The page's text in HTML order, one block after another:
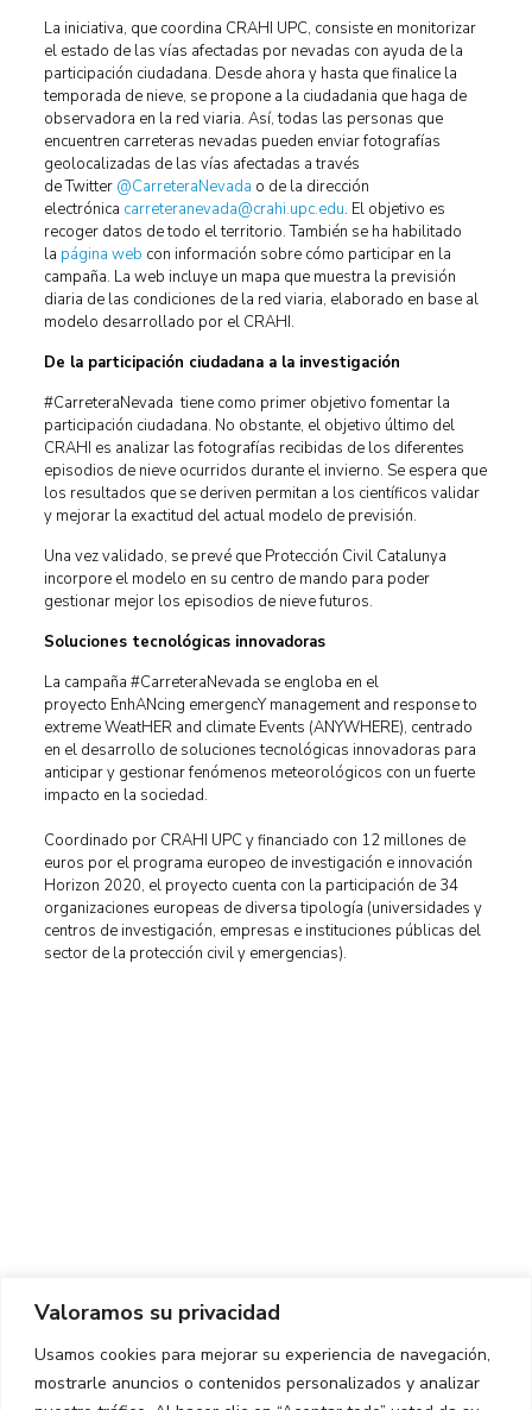
Valoramos su privacidad
Usamos cookies para mejorar su experiencia de navegación,
mostrarle anuncios o contenidos personalizados y analizar
La iniciativa, que coordina CRAHI UPC, consiste en monitorizar
el estado de las vías afectadas por nevadas con ayuda de la
participación ciudadana. Desde ahora y hasta que finalice la
temporada de nieve, se propone a la ciudadania que haga de
observadora en la red viaria. Así, todas las personas que
encuentren carreteras nevadas pueden enviar fotografías
geolocalizadas de las vías afectadas a través
de Twitter @CarreteraNevada o de la dirección
electrónica carreteranevada@crahi.upc.edu. El objetivo es
recoger datos de todo el territorio. También se ha habilitado
la página web con información sobre cómo participar en la
campaña. La web incluye un mapa que muestra la previsión
diaria de las condiciones de la red viaria, elaborado en base al
modelo desarrollado por el CRAHI.
De la participación ciudadana a la investigación
#CarreteraNevada tiene como primer objetivo fomentar la
participación ciudadana. No obstante, el objetivo último del
CRAHI es analizar las fotografías recibidas de los diferentes
episodios de nieve ocurridos durante el invierno. Se espera que
los resultados que se deriven permitan a los científicos validar
y mejorar la exactitud del actual modelo de previsión.
Una vez validado, se prevé que Protección Civil Catalunya
incorpore el modelo en su centro de mando para poder
gestionar mejor los episodios de nieve futuros.
Soluciones tecnológicas innovadoras
La campaña #CarreteraNevada se engloba en el
proyecto EnhANcing emergencY management and response to
extreme WeatHER and climate Events (ANYWHERE), centrado
en el desarrollo de soluciones tecnológicas innovadoras para
anticipar y gestionar fenómenos meteorológicos con un fuerte
impacto en la sociedad.
Coordinado por CRAHI UPC y financiado con 12 millones de
euros por el programa europeo de investigación e innovación
Horizon 2020, el proyecto cuenta con la participación de 34
organizaciones europeas de diversa tipología (universidades y
centros de investigación, empresas e instituciones públicas del
sector de la protección civil y emergencias).
CONTACTO
Ed. K2M (Planta 1, Oficina 106)
C/ Jordi Girona 1-3